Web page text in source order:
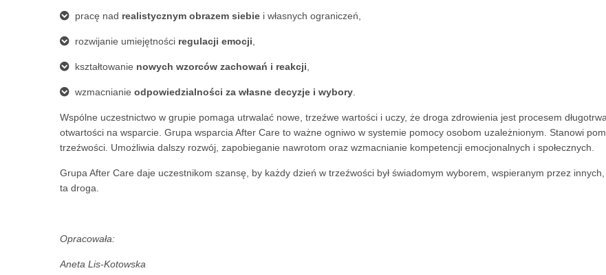
pracę nad realistycznym obrazem siebie i własnych ograniczeń,
rozwijanie umiejętności regulacji emocji,
kształtowanie nowych wzorców zachowań i reakcji,
wzmacnianie odpowiedzialności za własne decyzje i wybory.
Wspólne uczestnictwo w grupie pomaga utrwalać nowe, trzeźwe wartości i uczy, że droga zdrowienia jest procesem
otwartości na wsparcie. Grupa wsparcia After Care to ważne ogniwo w systemie pomocy osobom uzależnionym. Stanowi
trzeźwości. Umożliwia dalszy rozwój, zapobieganie nawrotom oraz wzmacnianie kompetencji emocjonalnych i społecznych.
Grupa After Care daje uczestnikom szansę, by każdy dzień w trzeźwości był świadomym wyborem, wspieranym przez
ta droga.
Opracowała:
Aneta Lis-Kotowska